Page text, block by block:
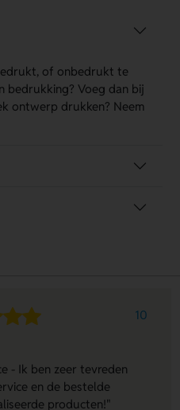
of onbedrukt te
bedrukking? Voeg dan bij
ontwerp drukken? Neem
10
- Ik ben zeer tevreden
en de bestelde
producten!"